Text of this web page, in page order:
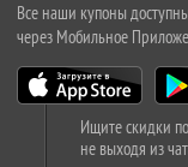
Все наши купоны доступны
через Мобильное
Ищите скидки
не выходя из